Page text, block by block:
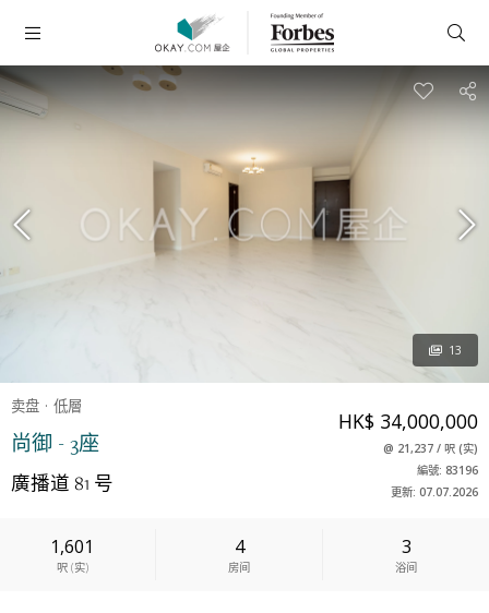
卖盘 低層
尚御 - 3座
廣播道 81 号
HK$ 34,000,000
@ 21,237/ 呎(实)
編號: 83196
更新: 07.07.2026
1,601
呎(实)
4
房间
3
浴间
13